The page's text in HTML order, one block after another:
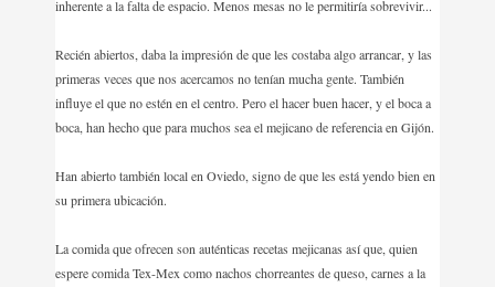
inherente a la falta de espacio. Menos mesas no le permitiría sobrevivir...
Recién abiertos, daba la impresión de que les costaba algo arrancar, y las
primeras veces que nos acercamos no tenían mucha gente. También
influye el que no estén en el centro. Pero el hacer buen hacer, y el boca a
boca, han hecho que para muchos sea el mejicano de referencia en Gijón.
Han abierto también local en Oviedo, signo de que les está yendo bien en
su primera ubicación.
La comida que ofrecen son auténticas recetas mejicanas así que, quien
espere comida Tex-Mex como nachos chorreantes de queso, carnes a la